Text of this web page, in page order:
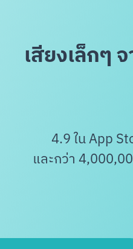
สแกนเพื่อดา
เสียงเล็กๆ
4.9 ใน App
และกว่า